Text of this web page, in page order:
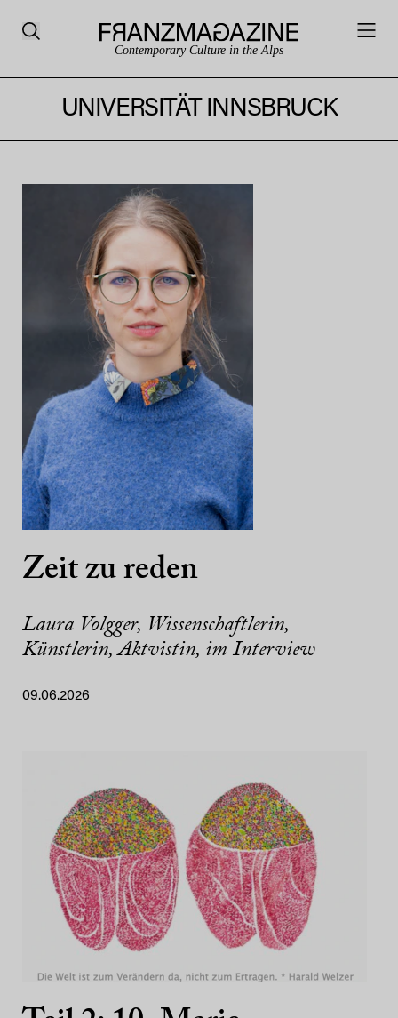
Contemporary Culture in the Alps
UNIVERSITÄT INNSBRUCK
Zeit zu reden
Laura Volgger, Wissenschaftlerin,
Künstlerin, Aktvistin, im Interview
09.06.2026